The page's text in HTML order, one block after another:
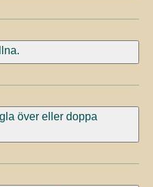
över eller doppa